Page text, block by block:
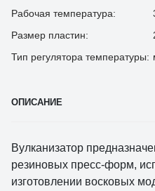
Рабочая температура:
Размер пластин:
Тип регулятора температуры:
ОПИСАНИЕ
Вулканизатор
резиновых пресс-форм,
изготовлении восковых